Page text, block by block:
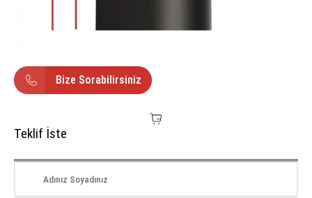
Bize Sorabilirsiniz
Teklif İste